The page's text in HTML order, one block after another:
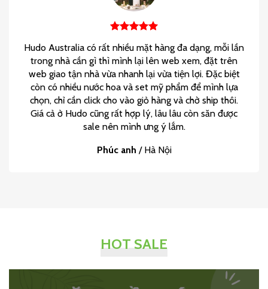
Hudo Australia có rất nhiều mặt hàng đa dạng, mỗi lần
trong nhà cần gì thì mình lại lên web xem, đặt trên
web giao tận nhà vừa nhanh lại vừa tiện lợi. Đặc biệt
còn có nhiều nước hoa và set mỹ phẩm để mình lựa
chọn, chỉ cần click cho vào giỏ hàng và chờ ship thôi.
Giá cả ở Hudo cũng rất hợp lý, lâu lâu còn săn được
sale nên mình ưng ý lắm.
Phúc anh / Hà Nội
HOT SALE